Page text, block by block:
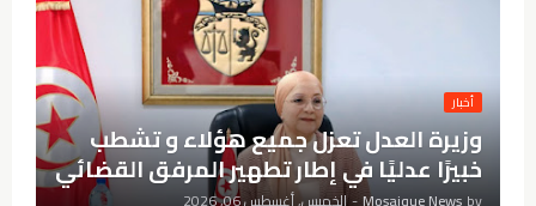
أخبار
وزيرة العدل تعزل جميع هؤلاء و تشطب
خبيرًا عدليًا في إطار تطهير المرفق القضائي
by
Mosaique News
- الخميس, أغسطس 06, 2026